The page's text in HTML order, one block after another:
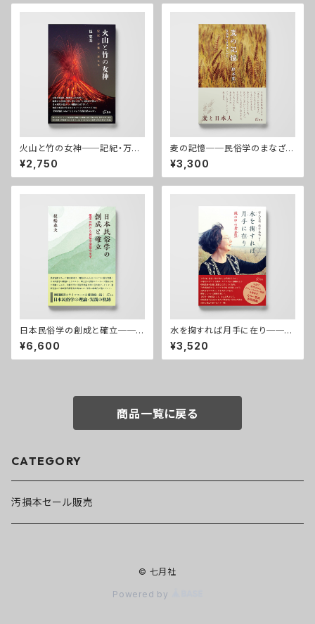
火山と竹の女神──記紀・万
葉・おもろ
¥2,750
麦の記憶──民俗学のまなざし
から
¥3,300
日本民俗学の創成と確立──
椎葉の旅から民俗学講習会まで
¥6,600
水を掬すれば月手に在り──鏡
の中の葉嘉瑩
¥3,520
商品一覧に戻る
CATEGORY
汚損本セール販売
© 七月社
Powered by